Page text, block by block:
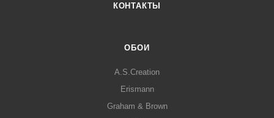
КОНТАКТЫ
ОБОИ
A.S.Creation
Erismann
Graham & Brown